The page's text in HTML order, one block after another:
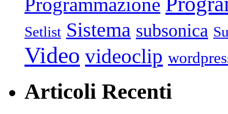
Programmazione
Setlist Sistema subsonica
Video videoclip
Articoli Recenti